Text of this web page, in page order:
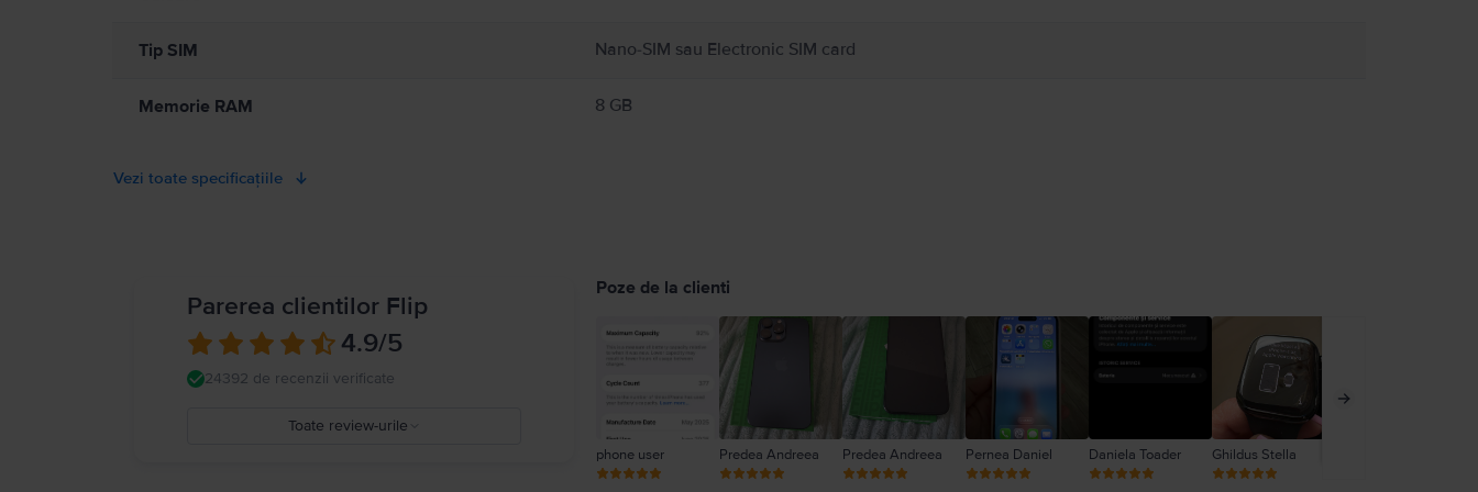
Tip SIM Nano-SIM sau Electronic SIM card
Memorie RAM 8 GB
Vezi toate specificațiile
Parerea clientilor Flip
4.9/5
24392 de recenzii verificate
Toate review-urile
Poze de la clienti
phone user Predea Andreea Predea Andreea Pernea Daniel Daniela Toader Ghildus Stella